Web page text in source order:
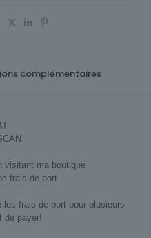
complémentaires
visitant ma boutique
frais de port.
frais de port pour plusieurs
de payer!